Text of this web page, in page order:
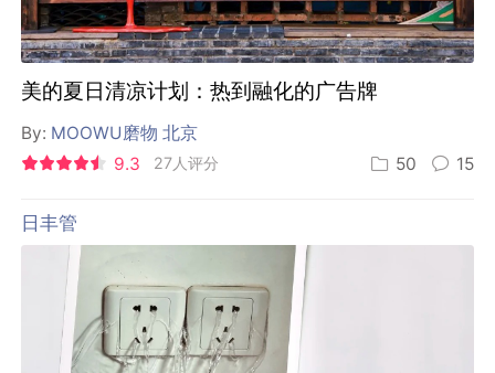
美的夏日清凉计划：热到融化的广告牌
By: MOOWU磨物 北京
9.3
27人评分 50 15
日丰管